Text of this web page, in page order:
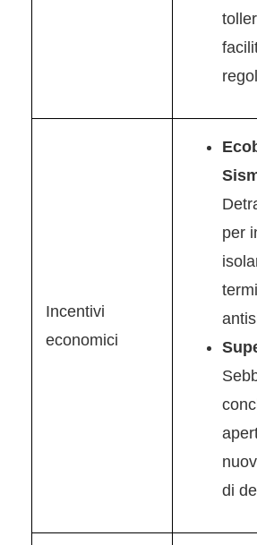
Incentivi
economici
per
di